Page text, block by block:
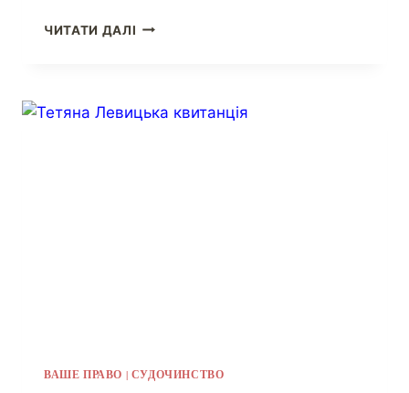
ЧИТАТИ ДАЛІ
ВАШЕ ПРАВО | СУДОЧИНСТВО